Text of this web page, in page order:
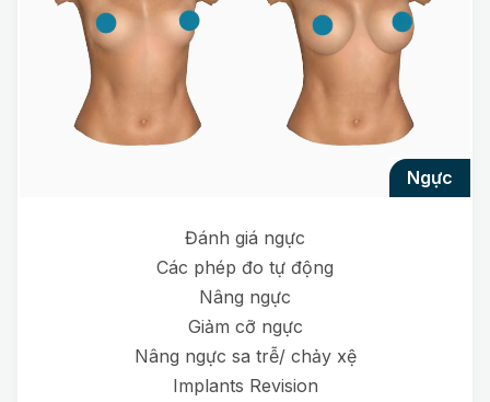
ngực
Đánh giá ngực
Các phép đo tự động
Nâng ngực
Giảm cỡ ngực
Nâng ngực sa trễ/ chảy xệ
Implants Revision